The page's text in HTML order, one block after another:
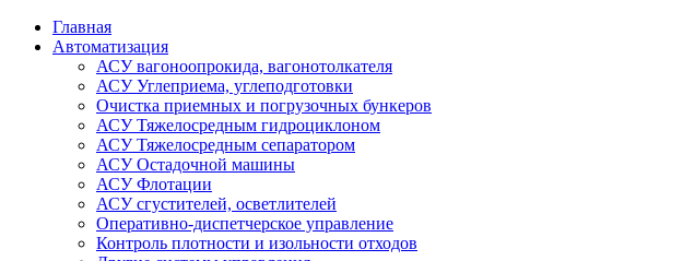
Главная
Автоматизация
АСУ вагоноопрокида, вагонотолкателя
АСУ Углеприема, углеподготовки
Очистка приемных и погрузочных бункеров
АСУ Тяжелосредным гидроциклоном
АСУ Тяжелосредным сепаратором
АСУ Остадочной машины
АСУ Флотации
АСУ сгустителей, осветлителей
Оперативно-диспетчерское управление
Контроль плотности и изольности отходов